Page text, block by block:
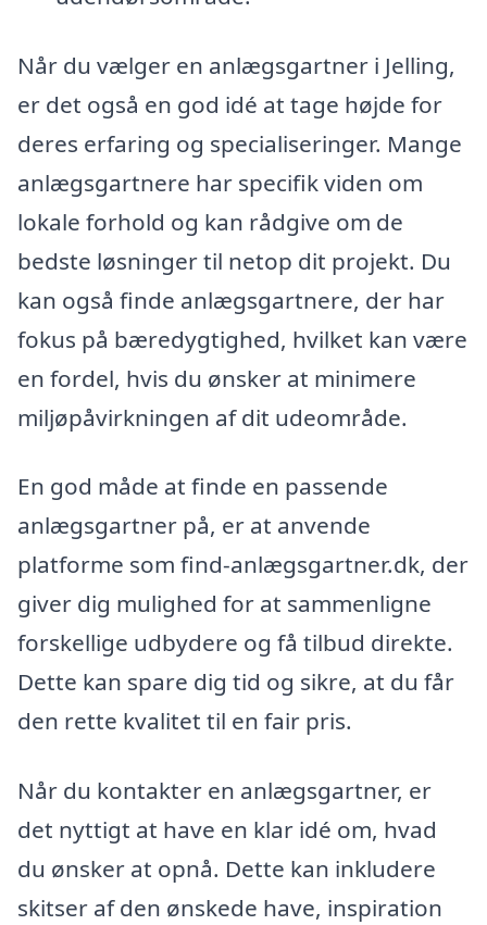
Når du vælger en anlægsgartner i Jelling,
er det også en god idé at tage højde for
deres erfaring og specialiseringer. Mange
anlægsgartnere har specifik viden om
lokale forhold og kan rådgive om de
bedste løsninger til netop dit projekt. Du
kan også finde anlægsgartnere, der har
fokus på bæredygtighed, hvilket kan være
en fordel, hvis du ønsker at minimere
miljøpåvirkningen af dit udeområde.
En god måde at finde en passende
anlægsgartner på, er at anvende
platforme som find-anlægsgartner.dk, der
giver dig mulighed for at sammenligne
forskellige udbydere og få tilbud direkte.
Dette kan spare dig tid og sikre, at du får
den rette kvalitet til en fair pris.
Når du kontakter en anlægsgartner, er
det nyttigt at have en klar idé om, hvad
du ønsker at opnå. Dette kan inkludere
skitser af den ønskede have, inspiration